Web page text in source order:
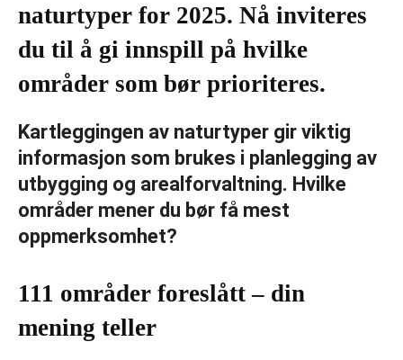
naturtyper for 2025. Nå inviteres
du til å gi innspill på hvilke
områder som bør prioriteres.
Kartleggingen av naturtyper gir viktig
informasjon som brukes i planlegging av
utbygging og arealforvaltning. Hvilke
områder mener du bør få mest
oppmerksomhet?
111 områder foreslått – din
mening teller